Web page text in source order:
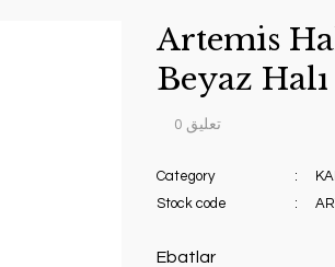
Artemis
Beyaz Halı
0 تعليق
Category
Stock code
Ebatlar